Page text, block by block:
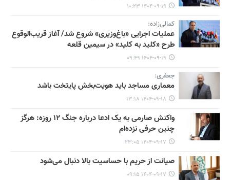
۱۴۰۴-۰۹-۱۹ ۱۰:۲۳
کمالی‌زاده:
عملیات اجرایی «باغ‌وزیری» شروع شد/ آغاز قریب‌الوقوع
طرح «کلید به کلید» در سیمین قلعه
۱۴۰۴-۰۹-۱۹ ۰۹:۴۹
جعفری:
معماری مساجد باید هویت‌بخش پایتخت باشد
۱۴۰۴-۰۹-۱۸ ۱۳:۱۸
واکنش صارمی به یک ادعا درباره جنگ ۱۲ روزه: هرگز
چنین حرفی نزده‌ام
۱۴۰۴-۰۹-۱۷ ۲۳:۰۵
صیانت از حریم با حساسیت بالا دنبال می‌شود
۱۴۰۴-۰۹-۱۷ ۰۹:۱۵